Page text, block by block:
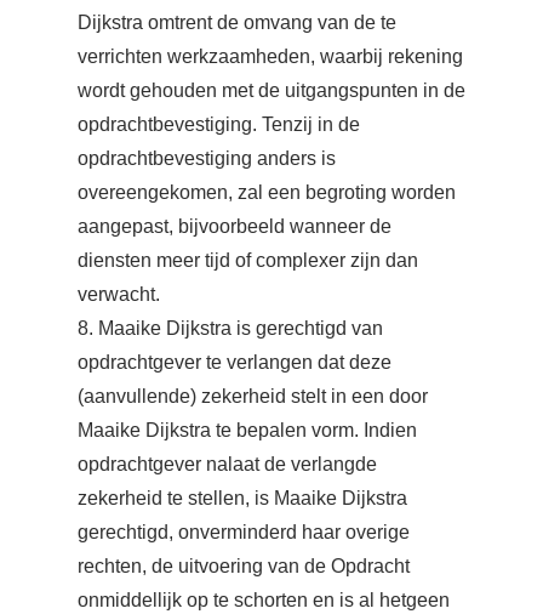
Dijkstra omtrent de omvang van de te
verrichten werkzaamheden, waarbij rekening
wordt gehouden met de uitgangspunten in de
opdrachtbevestiging. Tenzij in de
opdrachtbevestiging anders is
overeengekomen, zal een begroting worden
aangepast, bijvoorbeeld wanneer de
diensten meer tijd of complexer zijn dan
verwacht.
8. Maaike Dijkstra is gerechtigd van
opdrachtgever te verlangen dat deze
(aanvullende) zekerheid stelt in een door
Maaike Dijkstra te bepalen vorm. Indien
opdrachtgever nalaat de verlangde
zekerheid te stellen, is Maaike Dijkstra
gerechtigd, onverminderd haar overige
rechten, de uitvoering van de Opdracht
onmiddellijk op te schorten en is al hetgeen